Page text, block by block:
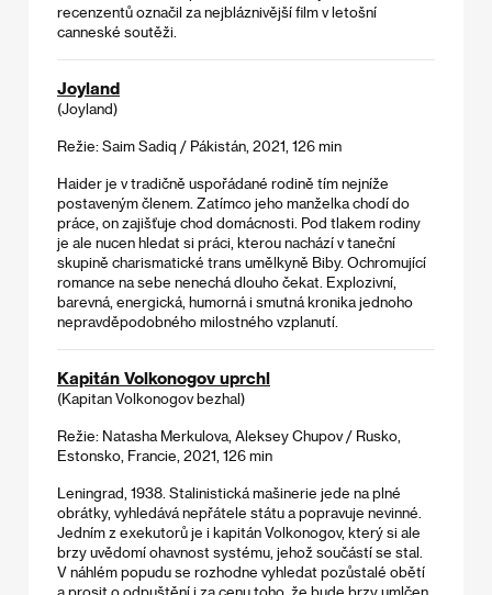
recenzentů označil za nejbláznivější film v letošní
canneské soutěži.
Joyland
(Joyland)
Režie: Saim Sadiq / Pákistán, 2021, 126 min
Haider je v tradičně uspořádané rodině tím nejníže
postaveným členem. Zatímco jeho manželka chodí do
práce, on zajišťuje chod domácnosti. Pod tlakem rodiny
je ale nucen hledat si práci, kterou nachází v taneční
skupině charismatické trans umělkyně Biby. Ochromující
romance na sebe nenechá dlouho čekat. Explozivní,
barevná, energická, humorná i smutná kronika jednoho
nepravděpodobného milostného vzplanutí.
Kapitán Volkonogov uprchl
(Kapitan Volkonogov bezhal)
Režie: Natasha Merkulova, Aleksey Chupov / Rusko,
Estonsko, Francie, 2021, 126 min
Leningrad, 1938. Stalinistická mašinerie jede na plné
obrátky, vyhledává nepřátele státu a popravuje nevinné.
Jedním z exekutorů je i kapitán Volkonogov, který si ale
brzy uvědomí ohavnost systému, jehož součástí se stal.
V náhlém popudu se rozhodne vyhledat pozůstalé obětí
a prosit o odpuštění i za cenu toho, že bude brzy umlčen.